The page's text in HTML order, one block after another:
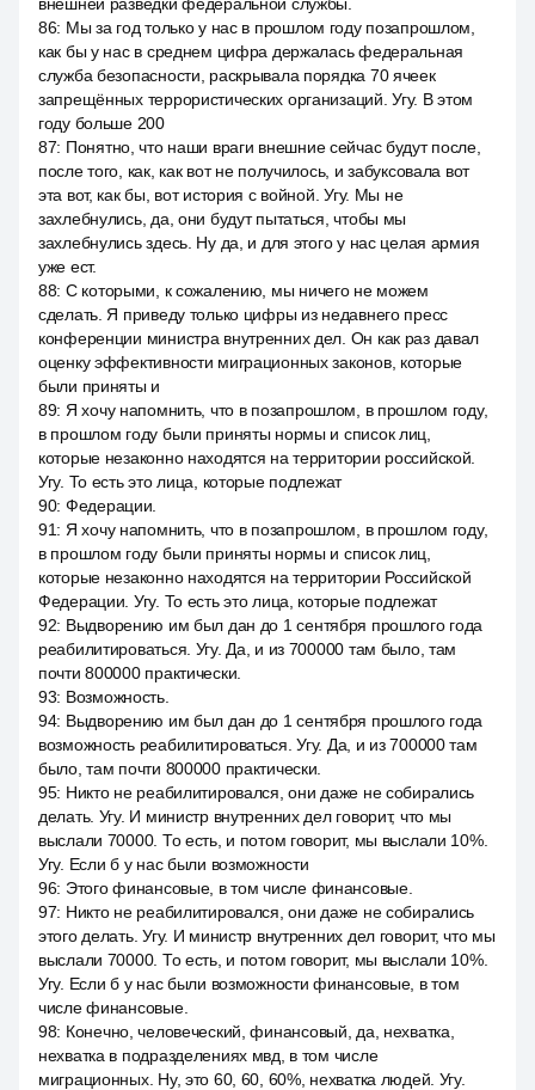
86: Мы за год только у нас в прошлом году позапрошлом,
как бы у нас в среднем цифра держалась федеральная
служба безопасности, раскрывала порядка 70 ячеек
запрещённых террористических организаций. Угу. В этом
году больше 200
87: Понятно, что наши враги внешние сейчас будут после,
после того, как, как вот не получилось, и забуксовала вот
эта вот, как бы, вот история с войной. Угу. Мы не
захлебнулись, да, они будут пытаться, чтобы мы
захлебнулись здесь. Ну да, и для этого у нас целая армия
уже ест.
88: С которыми, к сожалению, мы ничего не можем
сделать. Я приведу только цифры из недавнего пресс
конференции министра внутренних дел. Он как раз давал
оценку эффективности миграционных законов, которые
были приняты и
89: Я хочу напомнить, что в позапрошлом, в прошлом году,
в прошлом году были приняты нормы и список лиц,
которые незаконно находятся на территории российской.
Угу. То есть это лица, которые подлежат
90: Федерации.
91: Я хочу напомнить, что в позапрошлом, в прошлом году,
в прошлом году были приняты нормы и список лиц,
которые незаконно находятся на территории Российской
Федерации. Угу. То есть это лица, которые подлежат
92: Выдворению им был дан до 1 сентября прошлого года
реабилитироваться. Угу. Да, и из 700000 там было, там
почти 800000 практически.
93: Возможность.
94: Выдворению им был дан до 1 сентября прошлого года
возможность реабилитироваться. Угу. Да, и из 700000 там
было, там почти 800000 практически.
95: Никто не реабилитировался, они даже не собирались
делать. Угу. И министр внутренних дел говорит, что мы
выслали 70000. То есть, и потом говорит, мы выслали 10%.
Угу. Если б у нас были возможности
96: Этого финансовые, в том числе финансовые.
97: Никто не реабилитировался, они даже не собирались
этого делать. Угу. И министр внутренних дел говорит, что мы
выслали 70000. То есть, и потом говорит, мы выслали 10%.
Угу. Если б у нас были возможности финансовые, в том
числе финансовые.
98: Конечно, человеческий, финансовый, да, нехватка,
нехватка в подразделениях мвд, в том числе
миграционных. Ну, это 60, 60, 60%, нехватка людей. Угу.